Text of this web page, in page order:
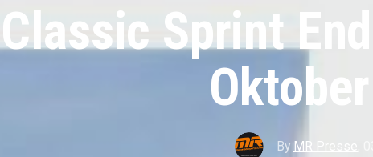
Classic Sprint
By MR Presse